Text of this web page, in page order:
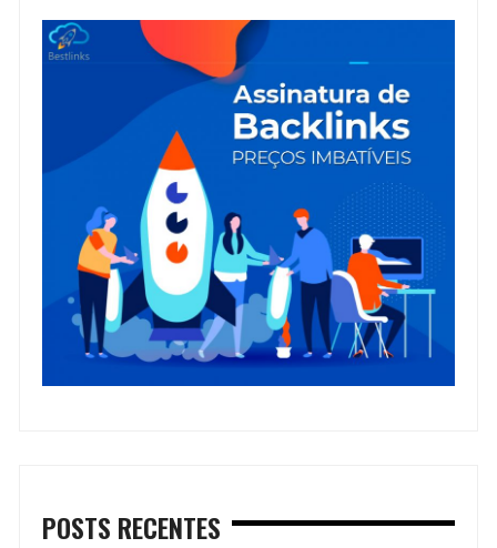
POSTS RECENTES